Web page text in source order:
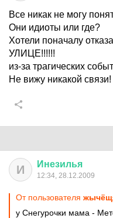
Все никак не могу
Они идиоты или где?
Хотели поначалу
УЛИЦЕ!!!!!!
из-за трагических
Не вижу никакой связи!
И Инезилья
12:34, 28.12.2009
От пользователя
у Снегурочки мама -